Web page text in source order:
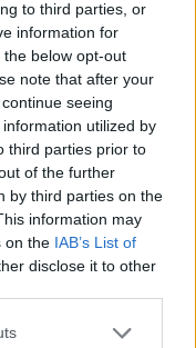
to third parties, or
information for
below opt-out
note that after your
seeing
utilized by
third parties prior to
of the further
by third parties on the
information may
on the IAB’s List of
disclose it to other
αυτό
το Α.Τ.
του